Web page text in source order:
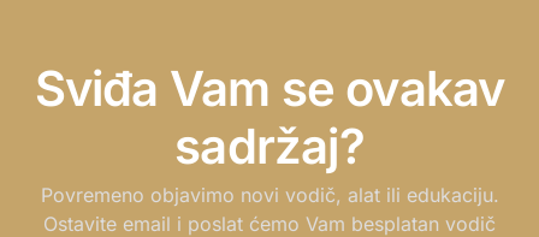
Sviđa Vam se ovakav
sadržaj?
Povremeno objavimo novi vodič, alat ili edukaciju.
Ostavite email i poslat ćemo Vam besplatan vodič